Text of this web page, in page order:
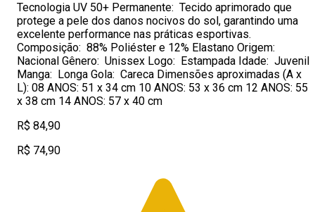
Tecnologia UV 50+ Permanente: Tecido aprimorado que
protege a pele dos danos nocivos do sol, garantindo uma
excelente performance nas práticas esportivas.
Composição: 88% Poliéster e 12% Elastano Origem:
Nacional Gênero: Unissex Logo: Estampada Idade: Juvenil
Manga: Longa Gola: Careca Dimensões aproximadas (A x
L): 08 ANOS: 51 x 34 cm 10 ANOS: 53 x 36 cm 12 ANOS: 55
x 38 cm 14 ANOS: 57 x 40 cm
R$ 84,90
R$ 74,90